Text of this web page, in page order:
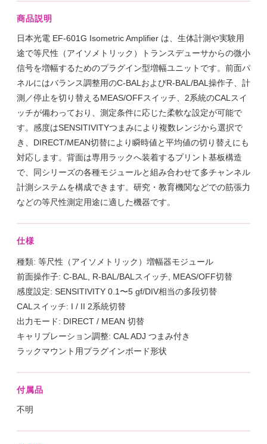
商品説明
日本光電 EF-601G Isometric Amplifier は、生体計測や実験用
途で等尺性（アイソメトリック）トランスデューサからの微小
信号を増幅するためのプラグイン型増幅ユニットです。前面パ
ネルにはバランス調整用のC-BALおよびR-BAL/BAL操作子、計
測／停止を切り替えるMEAS/OFFスイッチ、2系統のCALスイ
ッチが備わっており、測定条件に応じた柔軟な設定が可能で
す。感度はSENSITIVITYつまみにより複数レンジから選択で
き、DIRECT/MEAN切替により瞬時値と平均値の切り替えにも
対応します。背面は専用ラックへ装着するプリント基板構造
で、同シリーズの各種モジュールと組み合わせて多チャンネル
計測システムを構成できます。研究・教育機関などでの筋張力
などの等尺性測定用途に適した機器です。
仕様
種類: 等尺性（アイソメトリック）増幅器モジュール
前面操作子: C-BAL, R-BAL/BALスイッチ, MEAS/OFF切替
感度設定: SENSITIVITY 0.1〜5 gf/DIV相当の多段切替
CALスイッチ: I / II 2系統切替
出力モード: DIRECT / MEAN 切替
キャリブレーション調整: CAL ADJ つまみ付き
ラックマウント用プラグインボード形状
付属品
不明